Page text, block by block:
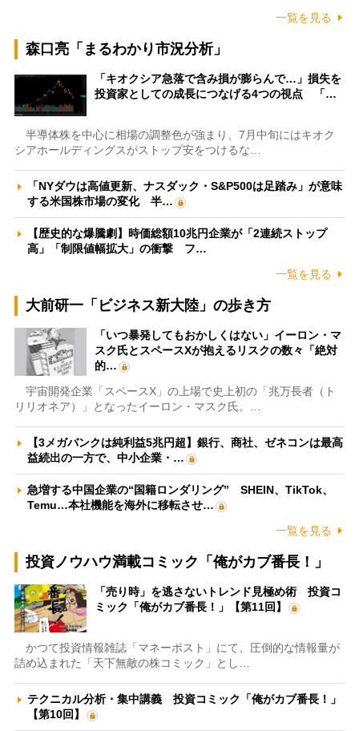
一覧を見る
森口亮「まるわかり市況分析」
「キオクシア急落で含み損が膨らんで…」損失を
投資家としての成長につなげる4つの視点 「…
半導体株を中心に相場の調整色が強まり、7月中旬にはキオク
シアホールディングスがストップ安をつけるな…
「NYダウは高値更新、ナスダック・S&P500は足踏み」が意味
する米国株市場の変化 半…
【歴史的な爆騰劇】時価総額10兆円企業が「2連続ストップ
高」「制限値幅拡大」の衝撃 フ…
一覧を見る
大前研一「ビジネス新大陸」の歩き方
「いつ暴発してもおかしくはない」イーロン・マ
スク氏とスペースXが抱えるリスクの数々「絶対
的…
宇宙開発企業「スペースX」の上場で史上初の「兆万長者（ト
リリオネア）」となったイーロン・マスク氏。…
【3メガバンクは純利益5兆円超】銀行、商社、ゼネコンは最高
益続出の一方で、中小企業・…
急増する中国企業の“国籍ロンダリング” SHEIN、TikTok、
Temu…本社機能を海外に移転させ…
一覧を見る
投資ノウハウ満載コミック「俺がカブ番長！」
「売り時」を逃さないトレンド見極め術 投資コ
ミック「俺がカブ番長！」【第11回】
かつて投資情報雑誌「マネーポスト」にて、圧倒的な情報量が
詰め込まれた「天下無敵の株コミック」とし…
テクニカル分析・集中講義 投資コミック「俺がカブ番長！」
【第10回】